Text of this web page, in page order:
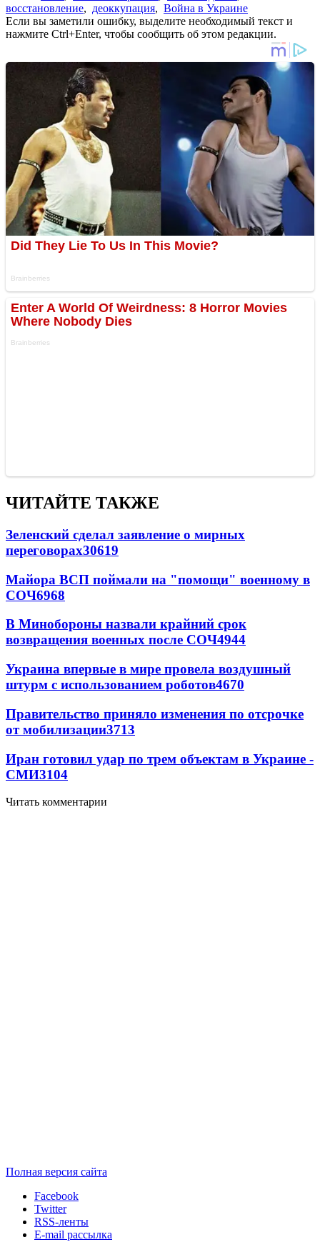
восстановление, деоккупация, Война в Украине
Если вы заметили ошибку, выделите необходимый текст и
нажмите Ctrl+Enter, чтобы сообщить об этом редакции.
ЧИТАЙТЕ ТАКЖЕ
Зеленский сделал заявление о мирных
переговорах30619
Майора ВСП поймали на "помощи" военному в
СОЧ6968
В Минобороны назвали крайний срок
возвращения военных после СОЧ4944
Украина впервые в мире провела воздушный
штурм с использованием роботов4670
Правительство приняло изменения по отсрочке
от мобилизации3713
Иран готовил удар по трем объектам в Украине -
СМИ3104
Читать комментарии
Полная версия сайта
Facebook
Twitter
RSS-ленты
E-mail рассылка